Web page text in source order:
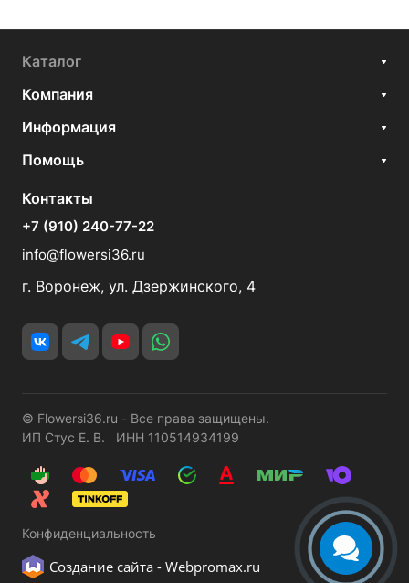
Каталог
Компания
Информация
Помощь
Контакты
+7 (910) 240-77-22
info@flowersi36.ru
г. Воронеж, ул. Дзержинского, 4
© Flowersi36.ru - Все права защищены.
ИП Стус Е. В. ИНН 110514934199
Конфиденциальность
Создание сайта - Webpromax.ru